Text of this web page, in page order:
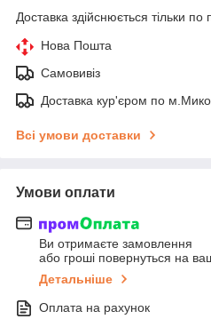
Доставка здійснюється тільки по
Нова Пошта
Самовивіз
Доставка кур'єром по
Всі умови доставки
Умови оплати
Ви отримаєте замовлення
або гроші повернуться на
Детальніше
Оплата на рахунок